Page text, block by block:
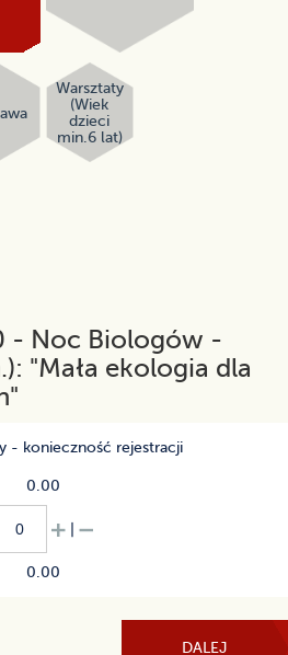
Warsztaty
(Wiek
dzieci
min.6 lat)
- Noc Biologów -
"Mała ekologia dla
- konieczność rejestracji
0.00
0.00